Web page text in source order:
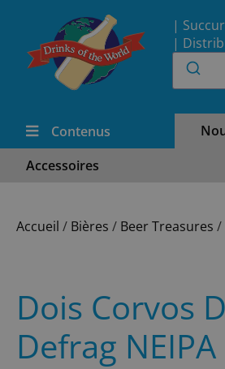
|
|
Contenus
Accessoires
Accueil / Bières / Beer Treasures /
Dois Corvos
Defrag NEIPA